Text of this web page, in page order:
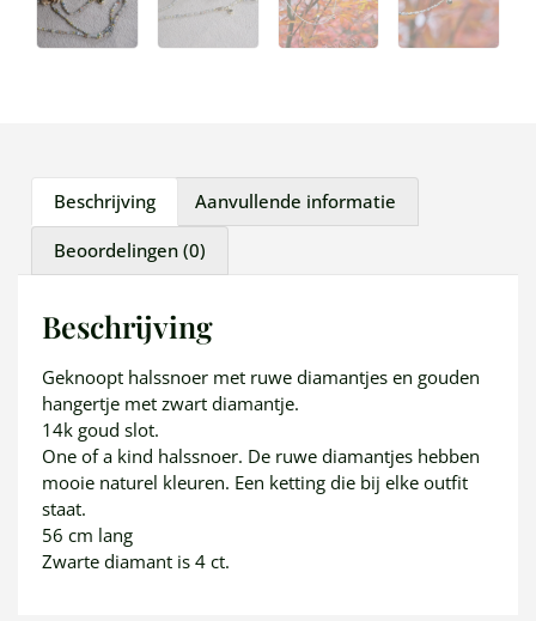
Beschrijving Aanvullende informatie
Beoordelingen (0)
Beschrijving
Geknoopt halssnoer met ruwe diamantjes en gouden
hangertje met zwart diamantje.
14k goud slot.
One of a kind halssnoer. De ruwe diamantjes hebben
mooie naturel kleuren. Een ketting die bij elke outfit
staat.
56 cm lang
Zwarte diamant is 4 ct.